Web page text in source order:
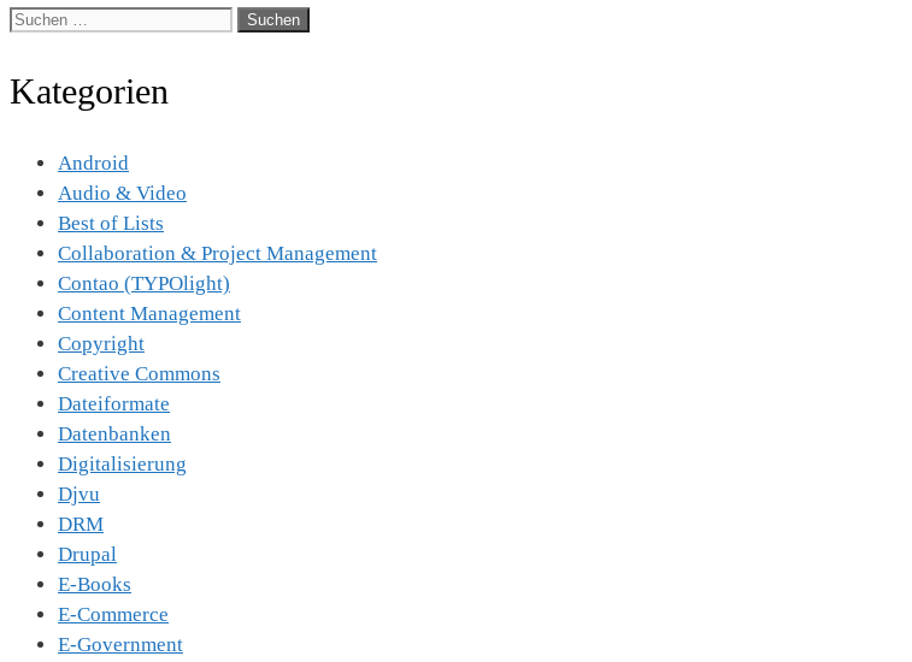
Suche
Kategorien
Android
Audio & Video
Best of Lists
Collaboration & Project Management
Contao (TYPOlight)
Content Management
Copyright
Creative Commons
Dateiformate
Datenbanken
Digitalisierung
Djvu
DRM
Drupal
E-Books
E-Commerce
E-Government